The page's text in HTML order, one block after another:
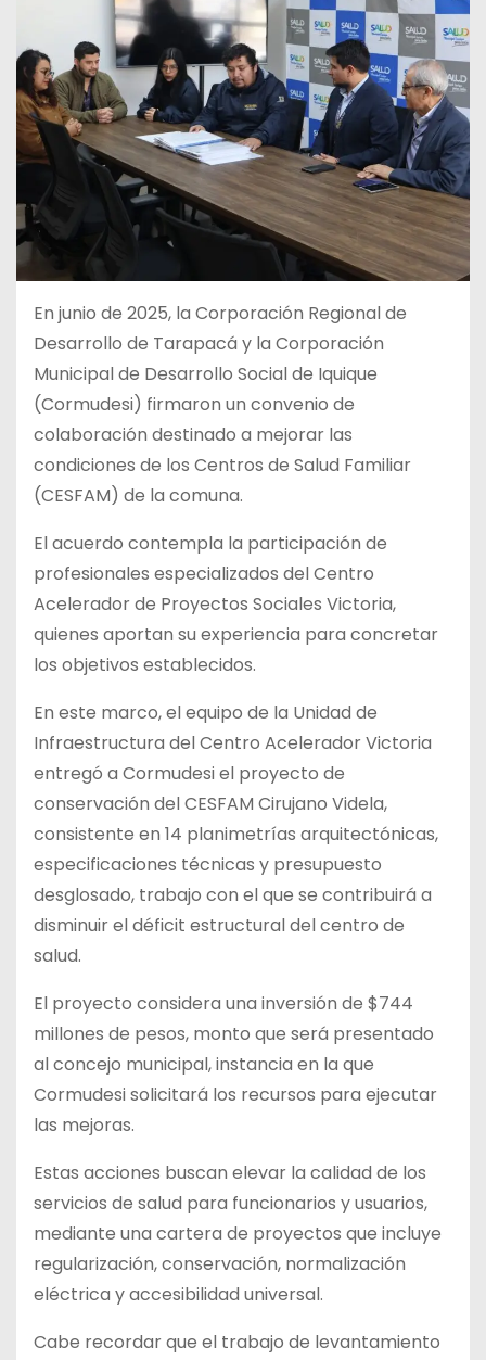
En junio de 2025, la Corporación Regional de
Desarrollo de Tarapacá y la Corporación
Municipal de Desarrollo Social de Iquique
(Cormudesi) firmaron un convenio de
colaboración destinado a mejorar las
condiciones de los Centros de Salud Familiar
(CESFAM) de la comuna.
El acuerdo contempla la participación de
profesionales especializados del Centro
Acelerador de Proyectos Sociales Victoria,
quienes aportan su experiencia para concretar
los objetivos establecidos.
En este marco, el equipo de la Unidad de
Infraestructura del Centro Acelerador Victoria
entregó a Cormudesi el proyecto de
conservación del CESFAM Cirujano Videla,
consistente en 14 planimetrías arquitectónicas,
especificaciones técnicas y presupuesto
desglosado, trabajo con el que se contribuirá a
disminuir el déficit estructural del centro de
salud.
El proyecto considera una inversión de $744
millones de pesos, monto que será presentado
al concejo municipal, instancia en la que
Cormudesi solicitará los recursos para ejecutar
las mejoras.
Estas acciones buscan elevar la calidad de los
servicios de salud para funcionarios y usuarios,
mediante una cartera de proyectos que incluye
regularización, conservación, normalización
eléctrica y accesibilidad universal.
Cabe recordar que el trabajo de levantamiento